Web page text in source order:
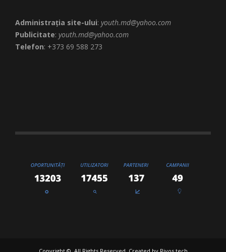
Administrația site-ului: youth.md@yahoo.com
Publicitate: youth.md@yahoo.com
Telefon: +373 69 588 273